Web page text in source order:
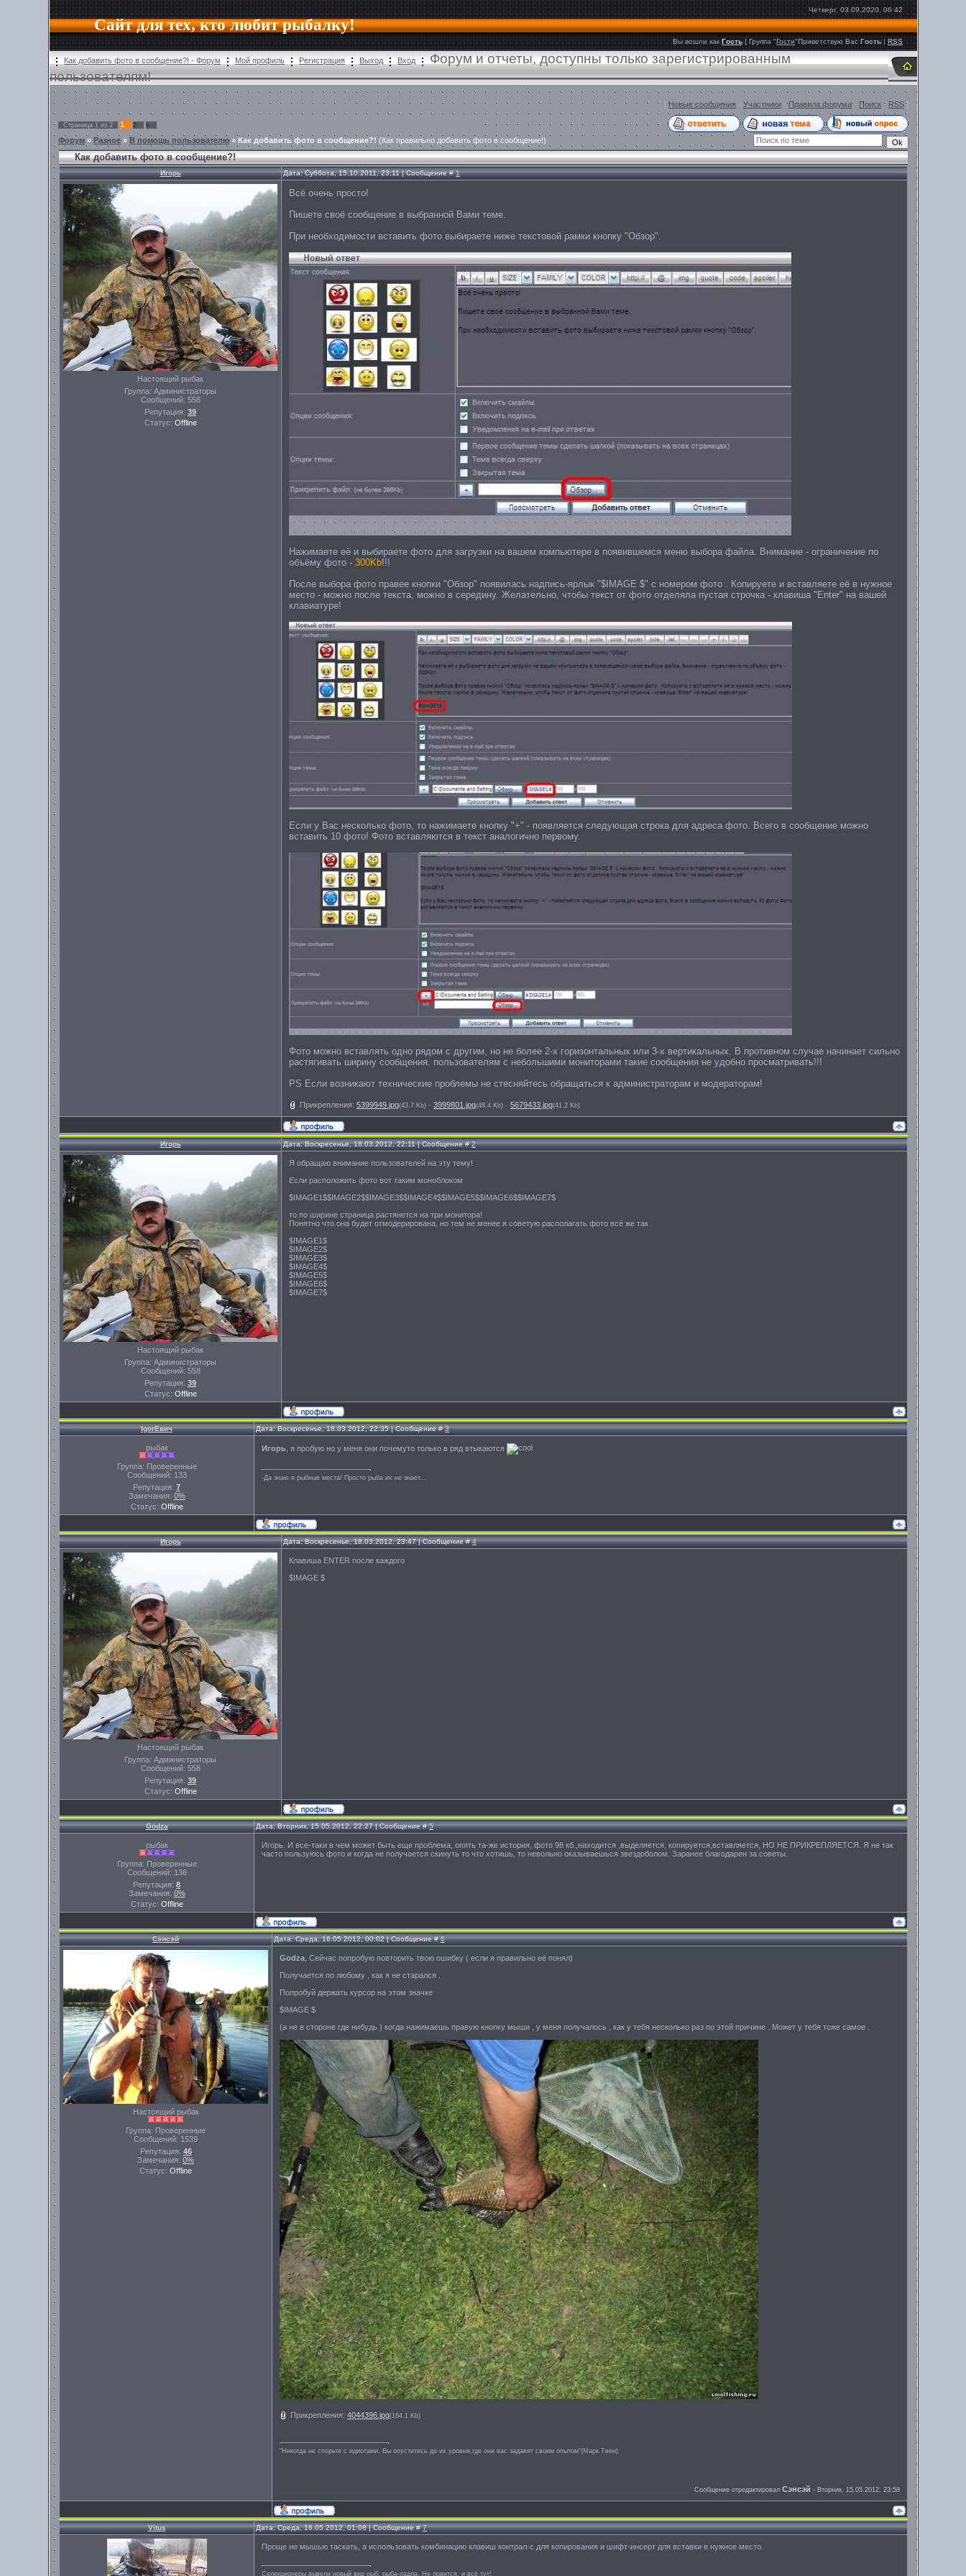
Сайт для тех, кто любит рыбалку!
Четверг, 03.09.2020, 06:42
Вы вошли как Гость|Группа"Гости"Приветствую Вас Гость |RSS
Как добавить фото в сообщение?! - Форум Мой профиль Регистрация Выход Вход
Форум и отчеты, доступны только зарегистрированным
пользователям!
[ Новые сообщения Участники ·Правила форума· Поиск · RSS]
Страница 1 из 2 1 2 »
Форум » Разное » В помощь пользователю » Как добавить фото в сообщение?! (Как правильно добавить фото в сообщение!)
Как добавить фото в сообщение?!
Игорь Дата: Суббота, 15.10.2011, 23:11 | Сообщение #1
Настоящий рыбак
Группа: Администраторы
Сообщений: 558
Репутация: 39
Статус: Offline
Всё очень просто!
Пишете своё сообщение в выбранной Вами теме.
При необходимости вставить фото выбираете ниже текстовой рамки кнопку "Обзор".
Нажимаете её и выбираете фото для загрузки на вашем компьютере в появившемся меню выбора файла. Внимание - ограничение по
объёму фото - 300Kb!!!
После выбора фото правее кнопки "Обзор" появилась надпись-ярлык "$IMAGE $" с номером фото . Копируете и вставляете её в нужное
место - можно после текста, можно в середину. Желательно, чтобы текст от фото отделяла пустая строчка - клавиша "Enter" на вашей
клавиатуре!
Если у Вас несколько фото, то нажимаете кнопку "+" - появляется следующая строка для адреса фото. Всего в сообщение можно
вставить 10 фото! Фото вставляются в текст аналогично первому.
Фото можно вставлять одно рядом с другим, но не более 2-х горизонтальных или 3-х вертикальных. В противном случае начинает сильно
растягивать ширину сообщения. пользователям с небольшими мониторами такие сообщения не удобно просматривать!!!
PS Если возникают технические проблемы не стесняйтесь обращаться к администраторам и модераторам!
Прикрепления: 5399949.jpg(43.7 Kb) · 3999801.jpg(48.4 Kb) · 5679433.jpg(41.2 Kb)
Игорь Дата: Воскресенье, 18.03.2012, 22:11 | Сообщение #2
Настоящий рыбак
Группа: Администраторы
Сообщений: 558
Репутация: 39
Статус: Offline
Я обращаю внимание пользователей на эту тему!
Если расположить фото вот таким моноблоком
$IMAGE1$$IMAGE2$$IMAGE3$$IMAGE4$$IMAGE5$$IMAGE6$$IMAGE7$
то по ширине страница растянется на три монитора!
Понятно что она будет отмодерирована, но тем не менее я советую располагать фото всё же так
$IMAGE1$
$IMAGE2$
$IMAGE3$
$IMAGE4$
$IMAGE5$
$IMAGE6$
$IMAGE7$
IgorЕвич Дата: Воскресенье, 18.03.2012, 22:35 | Сообщение #3
рыбак
Группа: Проверенные
Сообщений: 133
Репутация: 7
Замечания: 0%
Статус: Offline
Игорь , я пробую но у меня они почемуто только в ряд втыкаются
-Да знаю я рыбные места! Просто рыба их не знает...
Игорь Дата: Воскресенье, 18.03.2012, 23:47 | Сообщение #4
Настоящий рыбак
Группа: Администраторы
Сообщений: 558
Репутация: 39
Статус: Offline
Клавиша ENTER после каждого
$IMAGE $
Godza Дата: Вторник, 15.05.2012, 22:27 | Сообщение #5
рыбак
Группа: Проверенные
Сообщений: 136
Репутация: 8
Замечания: 0%
Статус: Offline
Игорь. И все-таки в чем может быть еще проблема, опять та-же история, фото 98 кб.,находится ,выделяется, копируется,вставляется, НО НЕ ПРИКРЕПЛЯЕТСЯ. Я не так
часто пользуюсь фото и когда не получается скинуть то что хотишь, то невольно оказываешься звездоболом. Заранее благодарен за советы.
Сэнсэй Дата: Среда, 16.05.2012, 00:02 | Сообщение #6
Настоящий рыбак
Группа: Проверенные
Сообщений: 1539
Репутация: 46
Замечания: 0%
Статус: Offline
Godza , Сейчас попробую повторить твою ошибку ( если я правильно её понял)
Получается по любому , как я не старался .
Попробуй держать курсор на этом значке
$IMAGE $
(а не в стороне где нибудь ) когда нажимаешь правую кнопку мыши , у меня получалось , как у тебя несколько раз по этой причине . Может у тебя тоже самое .
Прикрепления: 4044396.jpg(164.1 Kb)
"Никогда не спорьте с идиотами. Вы опуститесь до их уровня,где они вас задавят своим опытом"(Марк.Твен)
Сообщение отредактировал Сэнсэй - Вторник, 15.05.2012, 23:58
Vitus Дата: Среда, 16.05.2012, 01:08 | Сообщение #7
Проще не мышью таскать, а использовать комбинацию клавиш контрал-с для копирования и шифт-инсерт для вставки в нужное место.
Селекционеры вывели новый вид рыб: рыба-падла. Не ловится, и всё тут!